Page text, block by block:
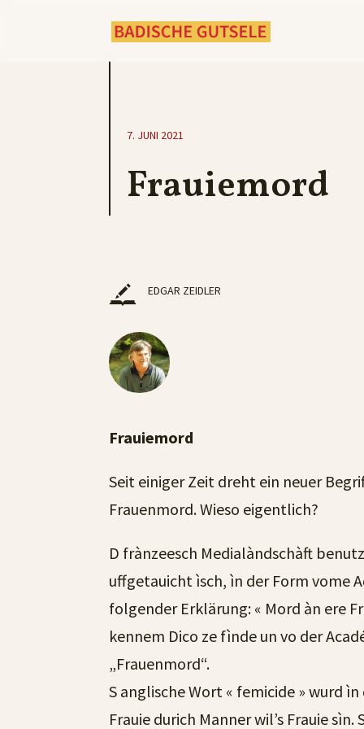
7. JUNI 2021
Frauiemord
EDGAR ZEIDLER
Frauiemord
Seit einiger Zeit dreht ein neuer
Frauenmord. Wieso eigentlich?
D frànzeesch Medialàndschàft
uffgetauicht ìsch, ìn der Form vome
folgender Erklärung: « Mord àn ere
kennem Dico ze fìnde un vo der
„Frauenmord“.
S anglische Wort « femicide » wurd
Frauie durich Manner wil’s Frauie